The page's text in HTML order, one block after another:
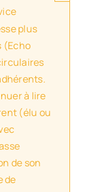
plus
(Echo
à lire
(élu ou
de son
de